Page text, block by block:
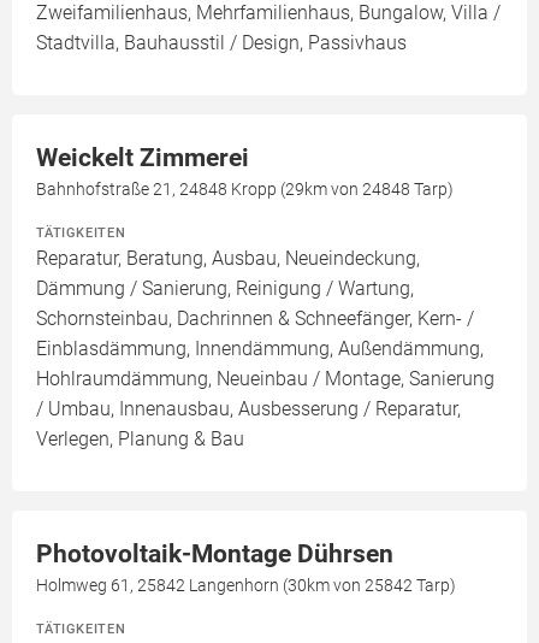
Zweifamilienhaus, Mehrfamilienhaus, Bungalow, Villa /
Stadtvilla, Bauhausstil / Design, Passivhaus
Weickelt Zimmerei
Bahnhofstraße 21, 24848 Kropp (29km von 24848 Tarp)
TÄTIGKEITEN
Reparatur, Beratung, Ausbau, Neueindeckung,
Dämmung / Sanierung, Reinigung / Wartung,
Schornsteinbau, Dachrinnen & Schneefänger, Kern- /
Einblasdämmung, Innendämmung, Außendämmung,
Hohlraumdämmung, Neueinbau / Montage, Sanierung
/ Umbau, Innenausbau, Ausbesserung / Reparatur,
Verlegen, Planung & Bau
Photovoltaik-Montage Dührsen
Holmweg 61, 25842 Langenhorn (30km von 25842 Tarp)
TÄTIGKEITEN